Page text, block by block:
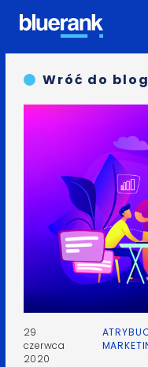
Wróć do
29
czerwca
2020